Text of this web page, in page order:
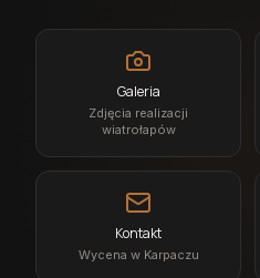
Galeria
Zdjęcia realizacji
wiatrołapów
Kontakt
Wycena w Karpaczu